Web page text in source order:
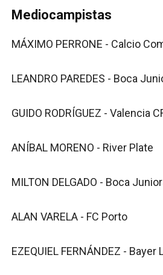
Mediocampistas
MÁXIMO PERRONE - Calcio
LEANDRO PAREDES - Boca
GUIDO RODRÍGUEZ - Valencia
ANÍBAL MORENO - River Plate
MILTON DELGADO - Boca
ALAN VARELA - FC Porto
EZEQUIEL FERNÁNDEZ -